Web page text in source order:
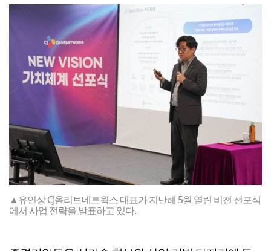
▲유인상 CJ올리브네트웍스 대표가 지난해 5월 열린 비전 선포식
에서 사업 전략을 발표하고 있다.